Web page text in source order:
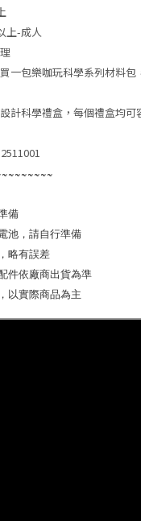
-成人
一包樂咖玩科學系列材料包
計科學禮盒，每個禮盒均可
備
池，請自行準備
略有誤差
件依廠商出貨為準
以實際商品為主